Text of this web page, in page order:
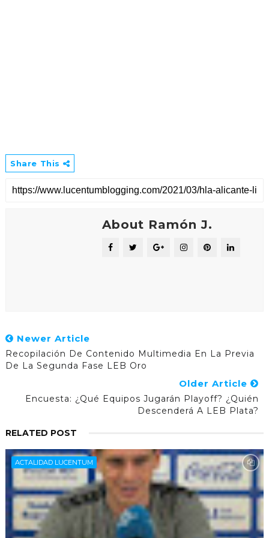
Share This
About Ramón J.
Newer Article
Recopilación De Contenido Multimedia En La Previa
De La Segunda Fase LEB Oro
Older Article
Encuesta: ¿Qué Equipos Jugarán Playoff? ¿Quién
Descenderá A LEB Plata?
RELATED POST
ACTALIDAD LUCENTUM